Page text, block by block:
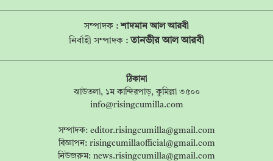
সম্পাদক :শাদমান আল আরবী
নির্বাহী সম্পাদক : তানভীর আল আরবী
ঠিকানা
ঝাউতলা, ১ম কান্দিরপাড়, কুমিল্লা ৩৫০০
info@risingcumilla.com
সম্পাদক: editor.risingcumilla@gmail.com
বিজ্ঞাপন: risingcumillaofficial@gmail.com
নিউজরুম: news.risingcumilla@gmail.com